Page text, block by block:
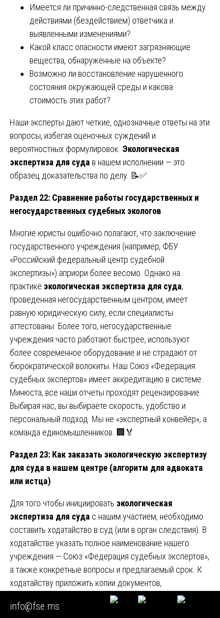
Имеется ли причинно-следственная связь между
действиями (бездействием) ответчика и
выявленными изменениями?
Какой класс опасности имеют загрязняющие
вещества, обнаруженные на объекте?
Возможно ли восстановление нарушенного
состояния окружающей среды и какова
стоимость этих работ?
Наши эксперты дают четкие, однозначные ответы на эти
вопросы, избегая оценочных суждений и
вероятностных формулировок. Экологическая
экспертиза для суда в нашем исполнении — это
образец доказательства по делу. 📝✅
Раздел 22: Сравнение работы государственных и
негосударственных судебных экологов
Многие юристы ошибочно полагают, что заключение
государственного учреждения (например, ФБУ
«Российский федеральный центр судебной
экспертизы») априори более весомо. Однако на
практике экологическая экспертиза для суда,
проведенная негосударственным центром, имеет
равную юридическую силу, если специалисты
аттестованы. Более того, негосударственные
учреждения часто работают быстрее, используют
более современное оборудование и не страдают от
бюрократической волокиты. Наш Союз «Федерация
судебных экспертов» имеет аккредитацию в системе
Минюста, все наши отчеты проходят рецензирование.
Выбирая нас, вы выбираете скорость, удобство и
персональный подход. Мы не «экспертный конвейер», а
команда единомышленников. 🏢🏅
Раздел 23: Как заказать экологическую экспертизу
для суда в нашем центре (алгоритм для адвоката
или истца)
Для того чтобы инициировать экологическая
экспертиза для суда с нашим участием, необходимо
составить ходатайство в суд (или в орган следствия). В
ходатайстве указать полное наименование нашего
учреждения — Союз «Федерация судебных экспертов»,
а также конкретные вопросы и предлагаемый срок. К
ходатайству приложить копии документов,
подтверждающих наличие у нас лицензий и аттестаций
(вы можете найти их на нашем официальном сайте).
info@fse.ms